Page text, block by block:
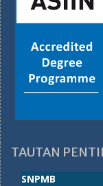
TAUTAN
SNPMB